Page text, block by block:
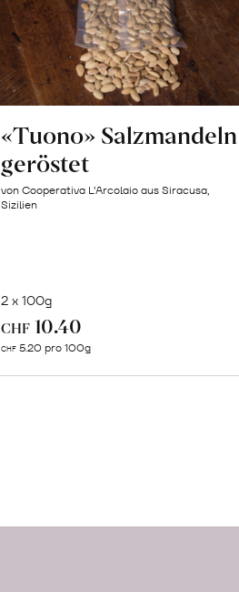
«Tuono» Salzmandeln
geröstet
von Cooperativa L’Arcolaio aus Siracusa,
Sizilien
2 x 100g
CHF 10.40
CHF 5.20 pro 100g